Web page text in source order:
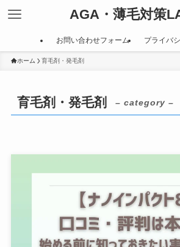
AGA・薄毛対策
お問い合わせフォーム プライバ
ホーム 育毛剤・発毛剤
育毛剤・発毛剤 – category –